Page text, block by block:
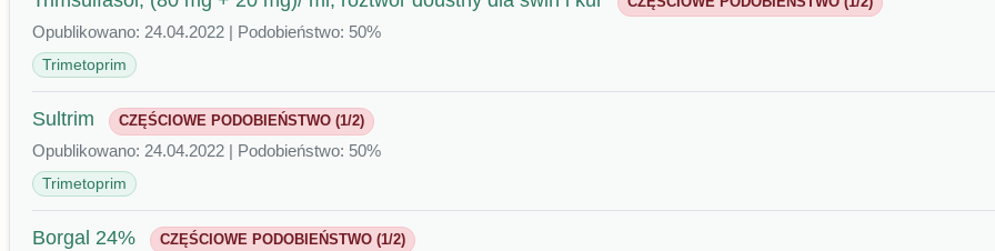
Opublikowano: 24.04.2022 | Podobieństwo: 50%
Trimetoprim
Sultrim CZĘŚCIOWE PODOBIEŃSTWO (1/2)
Opublikowano: 24.04.2022 | Podobieństwo: 50%
Trimetoprim
Borgal 24% CZĘŚCIOWE PODOBIEŃSTWO (1/2)